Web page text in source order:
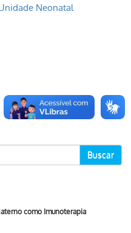
Neonatal
Buscar
como Imunoterapia